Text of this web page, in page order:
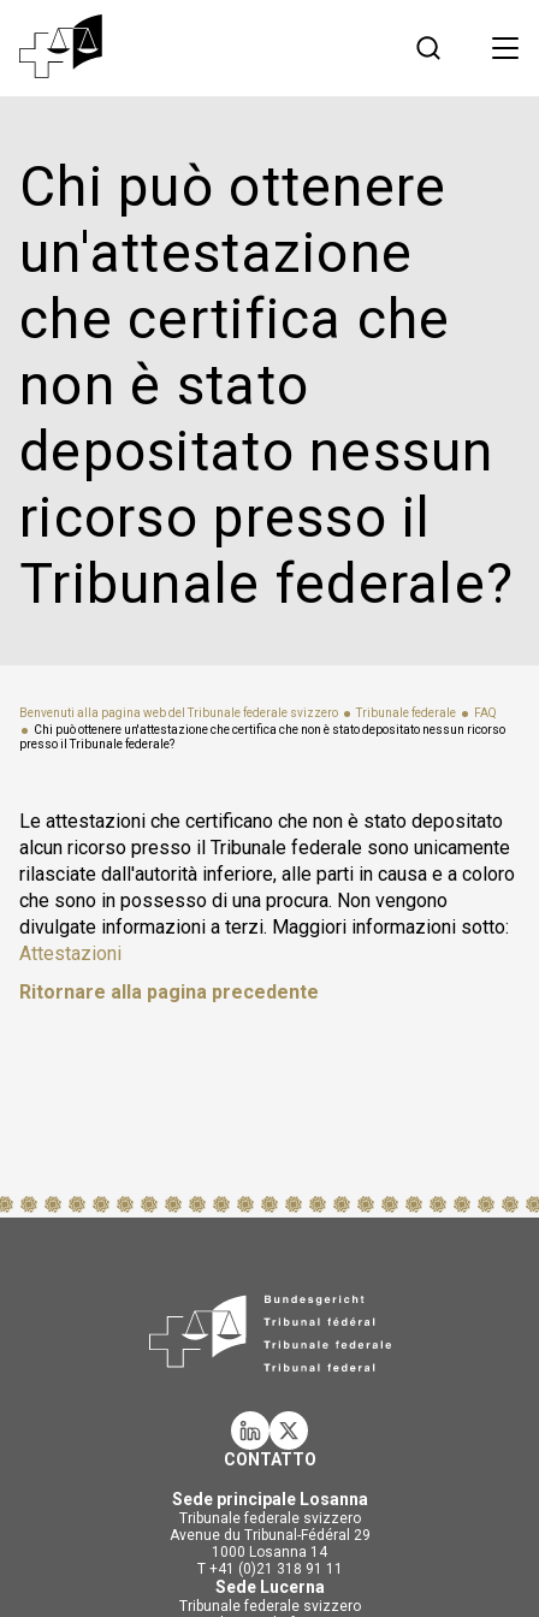
Comunicazione elettronica
Tribunale federale
Lavorare al Tribunale federale
Media
Chi può ottenere
un'attestazione
che certifica che
non è stato
depositato nessun
ricorso presso il
Tribunale federale?
Benvenuti alla pagina web del Tribunale federale svizzero Tribunale federale
FAQ
Chi può ottenere un'attestazione che certifica che non è stato depositato nessun ricorso
presso il Tribunale federale?
Le attestazioni che certificano che non è stato depositato
alcun ricorso presso il Tribunale federale sono unicamente
rilasciate dall'autorità inferiore, alle parti in causa e a coloro
che sono in possesso di una procura. Non vengono
divulgate informazioni a terzi. Maggiori informazioni sotto:
Attestazioni
Ritornare alla pagina precedente
CONTATTO
Sede principale Losanna
Tribunale federale svizzero
Avenue du Tribunal-Fédéral 29
1000 Losanna 14
T +41 (0)21 318 91 11
Sede Lucerna
Tribunale federale svizzero